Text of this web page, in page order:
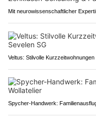
Mit neurowissenschaftlicher
Veltus: Stilvolle
Spycher-Handwerk: